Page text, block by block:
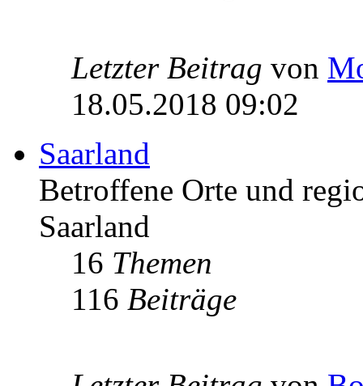
Letzter Beitrag von
18.05.2018 09:02
Saarland
Betroffene Orte und
Saarland
16 Themen
116 Beiträge